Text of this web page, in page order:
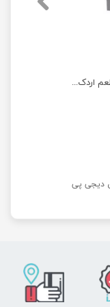
تشویقی مکعبی سگ دکتر کلادرز با طعم اردک وزن 80 گرم